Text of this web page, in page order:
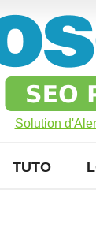
Solution
TUTO